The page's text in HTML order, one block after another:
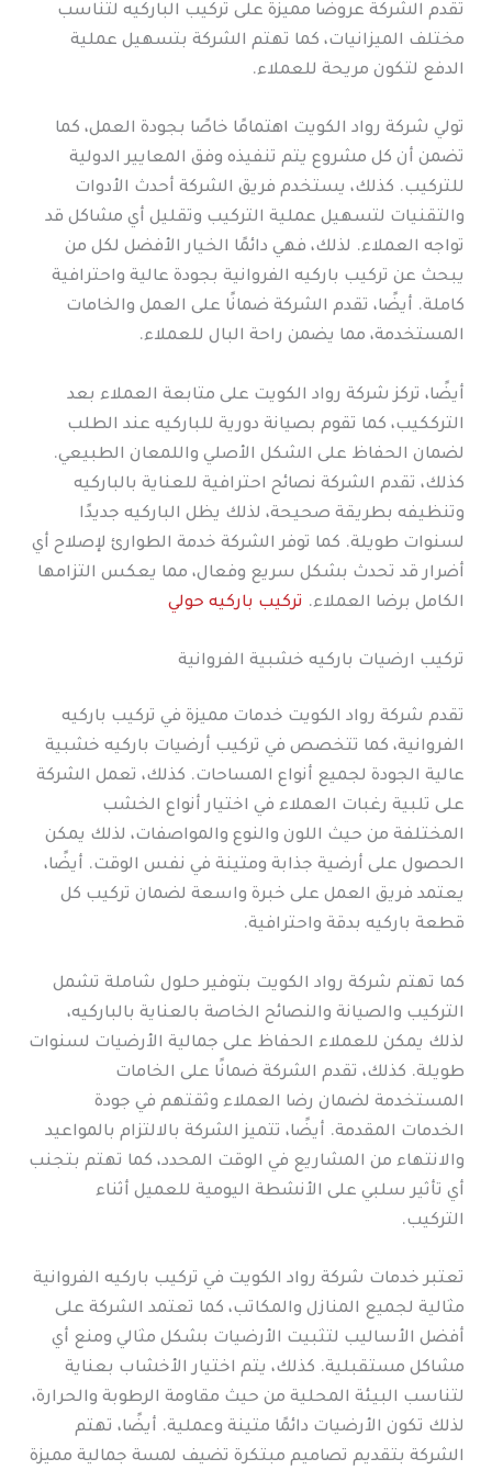
تقدم الشركة عروضًا مميزة على تركيب الباركيه لتناسب
مختلف الميزانيات، كما تهتم الشركة بتسهيل عملية
الدفع لتكون مريحة للعملاء.
تولي شركة رواد الكويت اهتمامًا خاصًا بجودة العمل، كما
تضمن أن كل مشروع يتم تنفيذه وفق المعايير الدولية
للتركيب. كذلك، يستخدم فريق الشركة أحدث الأدوات
والتقنيات لتسهيل عملية التركيب وتقليل أي مشاكل قد
تواجه العملاء. لذلك، فهي دائمًا الخيار الأفضل لكل من
يبحث عن تركيب باركيه الفروانية بجودة عالية واحترافية
كاملة. أيضًا، تقدم الشركة ضمانًا على العمل والخامات
المستخدمة، مما يضمن راحة البال للعملاء.
أيضًا، تركز شركة رواد الكويت على متابعة العملاء بعد
الترككيب، كما تقوم بصيانة دورية للباركيه عند الطلب
لضمان الحفاظ على الشكل الأصلي واللمعان الطبيعي.
كذلك، تقدم الشركة نصائح احترافية للعناية بالباركيه
وتنظيفه بطريقة صحيحة، لذلك يظل الباركيه جديدًا
لسنوات طويلة. كما توفر الشركة خدمة الطوارئ لإصلاح أي
أضرار قد تحدث بشكل سريع وفعال، مما يعكس التزامها
الكامل برضا العملاء. تركيب باركيه حولي
تركيب ارضيات باركيه خشبية الفروانية
تقدم شركة رواد الكويت خدمات مميزة في تركيب باركيه
الفروانية، كما تتخصص في تركيب أرضيات باركيه خشبية
عالية الجودة لجميع أنواع المساحات. كذلك، تعمل الشركة
على تلبية رغبات العملاء في اختيار أنواع الخشب
المختلفة من حيث اللون والنوع والمواصفات، لذلك يمكن
الحصول على أرضية جذابة ومتينة في نفس الوقت. أيضًا،
يعتمد فريق العمل على خبرة واسعة لضمان تركيب كل
قطعة باركيه بدقة واحترافية.
كما تهتم شركة رواد الكويت بتوفير حلول شاملة تشمل
التركيب والصيانة والنصائح الخاصة بالعناية بالباركيه،
لذلك يمكن للعملاء الحفاظ على جمالية الأرضيات لسنوات
طويلة. كذلك، تقدم الشركة ضمانًا على الخامات
المستخدمة لضمان رضا العملاء وثقتهم في جودة
الخدمات المقدمة. أيضًا، تتميز الشركة بالالتزام بالمواعيد
والانتهاء من المشاريع في الوقت المحدد، كما تهتم بتجنب
أي تأثير سلبي على الأنشطة اليومية للعميل أثناء
التركيب.
تعتبر خدمات شركة رواد الكويت في تركيب باركيه الفروانية
مثالية لجميع المنازل والمكاتب، كما تعتمد الشركة على
أفضل الأساليب لتثبيت الأرضيات بشكل مثالي ومنع أي
مشاكل مستقبلية. كذلك، يتم اختيار الأخشاب بعناية
لتناسب البيئة المحلية من حيث مقاومة الرطوبة والحرارة،
لذلك تكون الأرضيات دائمًا متينة وعملية. أيضًا، تهتم
الشركة بتقديم تصاميم مبتكرة تضيف لمسة جمالية مميزة